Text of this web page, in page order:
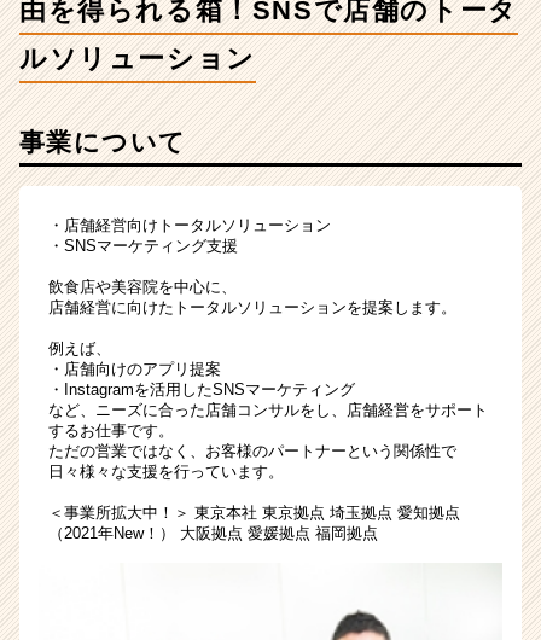
由
得
箱！
で
店
の
ト
タ
ル
ソ
リ
ュ
シ
由を得られる箱！SNSで店舗のトータ
ルソリューション
事業について
・店舗経営向けトータルソリューション
・SNSマーケティング支援
飲食店や美容院を中心に、
店舗経営に向けたトータルソリューションを提案します。
例えば、
・店舗向けのアプリ提案
・Instagramを活用したSNSマーケティング
など、ニーズに合った店舗コンサルをし、店舗経営をサポート
するお仕事です。
ただの営業ではなく、お客様のパートナーという関係性で
日々様々な支援を行っています。
＜事業所拡大中！＞ 東京本社 東京拠点 埼玉拠点 愛知拠点
（2021年New！） 大阪拠点 愛媛拠点 福岡拠点